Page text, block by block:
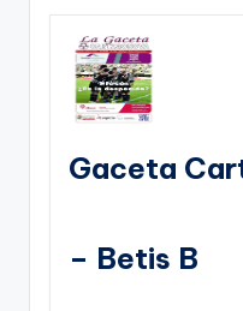
Gaceta
– Betis B